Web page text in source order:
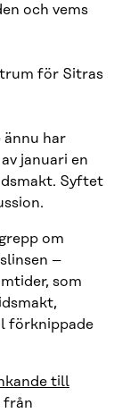
och vems
för Sitras
har
januari en
Syftet
om
–
som
förknippade
till
från